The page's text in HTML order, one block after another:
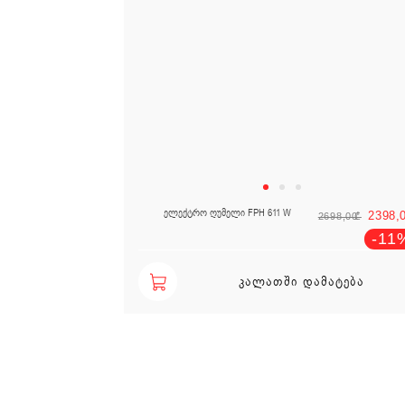
ელექტრო ღუმელი FPH 611 W
-
2698,00
₾
ᲙᲐᲚᲐᲗᲨᲘ ᲓᲐᲛᲐᲢᲔᲑᲐ